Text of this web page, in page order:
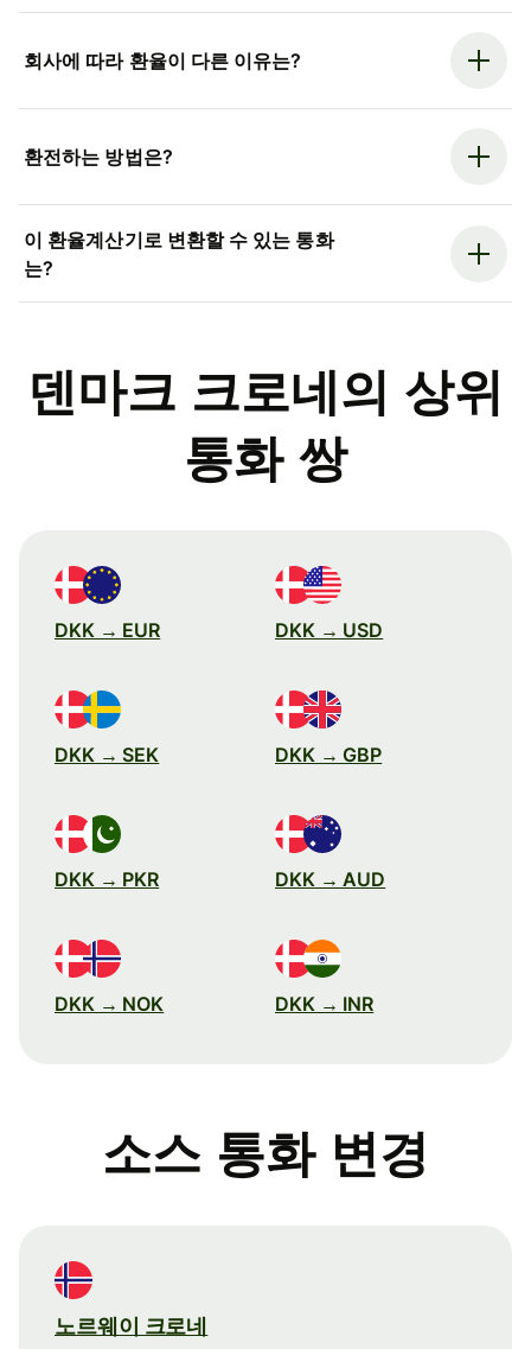
회사에 따라 환율이 다른 이유는?
환전하는 방법은?
이 환율계산기로 변환할 수 있는 통화
는?
덴마크 크로네의 상위
통화 쌍
DKK → EUR DKK → USD
DKK → SEK DKK → GBP
DKK → PKR DKK → AUD
DKK → NOK DKK → INR
소스 통화 변경
노르웨이 크로네